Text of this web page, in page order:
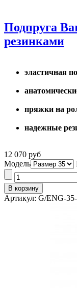
Подпруга
резинками
эластичная
пряжки на
надежные
12 070 руб
Модель
Артикул: G/ENG-35-